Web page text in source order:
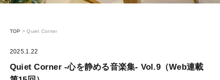
TOP >Quiet Corner
2025.1.22
Quiet Corner -心を静める音楽集- Vol.9（Web連載